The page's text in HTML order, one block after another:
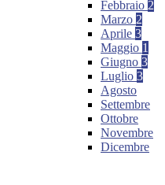
Febbraio 2
Marzo 2
Aprile 3
Maggio 1
Giugno 3
Luglio 3
Agosto
Settembre
Ottobre
Novembre
Dicembre